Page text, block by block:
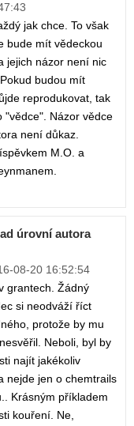
jak chce. To však
bude mít vědeckou
jejich názor není nic
budou mít
reprodukovat, tak
"vědce". Názor vědce
není důkaz.
M.O. a
úrovní autora
08-20 16:52:54
grantech. Žádný
si neodváží říct
protože by mu
Neboli, byl by
najít jakékoliv
nejde jen o chemtrails
Krásným příkladem
kouření. Ne,